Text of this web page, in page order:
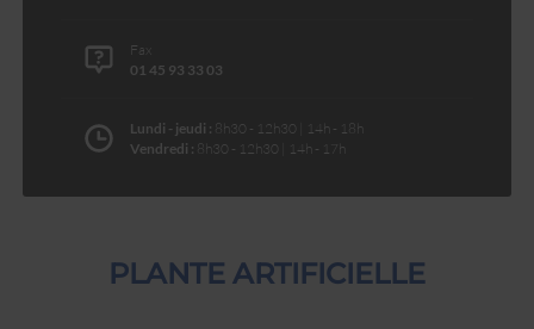
Fax
01 45 93 33 03
Lundi - jeudi : 8h30 - 12h30 | 14h - 18h
Vendredi : 8h30 - 12h30 | 14h - 17h
PLANTE ARTIFICIELLE